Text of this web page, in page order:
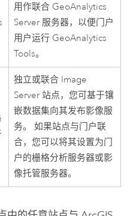
用作联合 GeoAnalytics
Server 服务器，以便门户
用户运行 GeoAnalytics
Tools。
独立或联合 Image
Server 站点，您可基于镶
嵌数据集向其发布影像服
务。 如果站点与门户联
合，您可以将其设置为门
户的栅格分析服务器或影
像托管服务器。